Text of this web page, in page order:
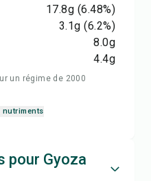
17.8g (6.48%)
3.1g (6.2%)
8.0g
4.4g
un régime de 2000
nutriments
pour Gyoza